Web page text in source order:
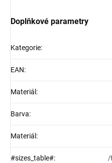
Doplňkové parametry
Kategorie:
EAN:
Materiál :
Barva:
Materiál :
#sizes_table#: /